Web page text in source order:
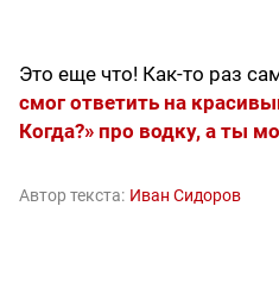
Это еще что! Как-то раз
смог ответить на
Когда?» про водку, а ты
Автор текста: Иван Сидоров